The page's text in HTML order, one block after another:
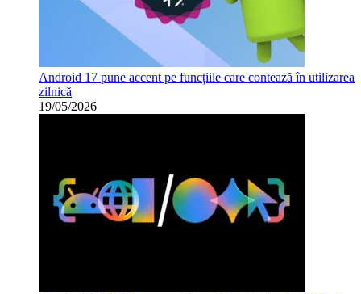
Android 17 pune accent pe funcțiile care contează în utilizarea
zilnică
19/05/2026